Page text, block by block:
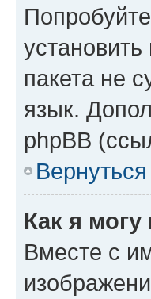
пакета не
язык.
phpBB
Как я
Вместе с